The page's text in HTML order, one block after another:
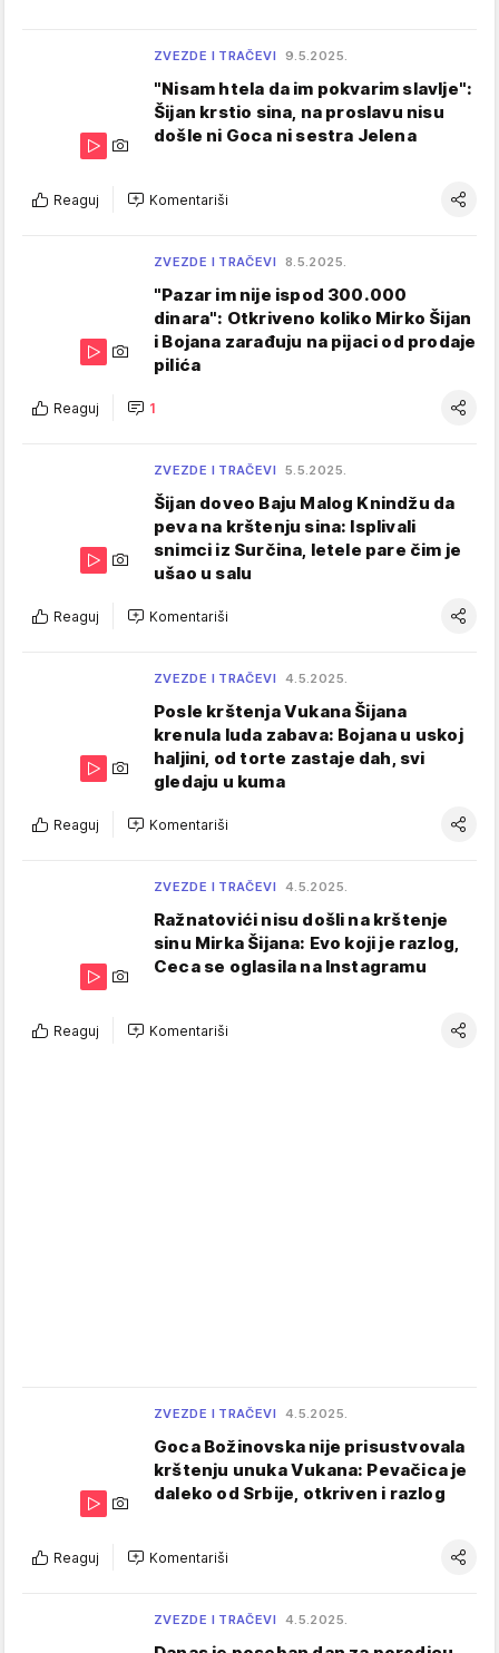
ZVEZDE I TRAČEVI 9.5.2025.
"Nisam htela da im pokvarim slavlje":
Šijan krstio sina, na proslavu nisu
došle ni Goca ni sestra Jelena
Reaguj Komentariši
ZVEZDE I TRAČEVI 8.5.2025.
"Pazar im nije ispod 300.000
dinara": Otkriveno koliko Mirko Šijan
i Bojana zarađuju na pijaci od prodaje
pilića
Reaguj 1
ZVEZDE I TRAČEVI 5.5.2025.
Šijan doveo Baju Malog Knindžu da
peva na krštenju sina: Isplivali
snimci iz Surčina, letele pare čim je
ušao u salu
Reaguj Komentariši
ZVEZDE I TRAČEVI 4.5.2025.
Posle krštenja Vukana Šijana
krenula luda zabava: Bojana u uskoj
haljini, od torte zastaje dah, svi
gledaju u kuma
Reaguj Komentariši
ZVEZDE I TRAČEVI 4.5.2025.
Ražnatovići nisu došli na krštenje
sinu Mirka Šijana: Evo koji je razlog,
Ceca se oglasila na Instagramu
Reaguj Komentariši
ZVEZDE I TRAČEVI 4.5.2025.
Goca Božinovska nije prisustvovala
krštenju unuka Vukana: Pevačica je
daleko od Srbije, otkriven i razlog
Reaguj Komentariši
ZVEZDE I TRAČEVI 4.5.2025.